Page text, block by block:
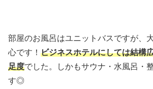
部屋のお風呂はユニットバスですが、
心です！ ビジネスホテルにしては結構
足度でした。しかもサウナ・水風呂・
す◎